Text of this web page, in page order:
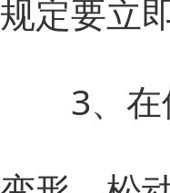
规定要立
3、在使